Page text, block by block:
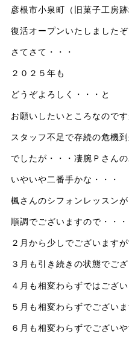
彦根市小泉町（旧菓子工房
復活オープンいたしましたぞ
さてさて・・・
２０２５年も
どうぞよろしく・・・と
お願いしたいところなので
スタッフ不足で存続の危機到
でしたが・・・凄腕Ｐさん
いやいや二番手かな・・・
楓さんのシフォンレッスンが
順調でございますので・・・
２月から少しでございます
３月も引き続きの状態でござ
４月も相変わらずではござ
５月も相変わらずでございま
６月も相変わらずでございや